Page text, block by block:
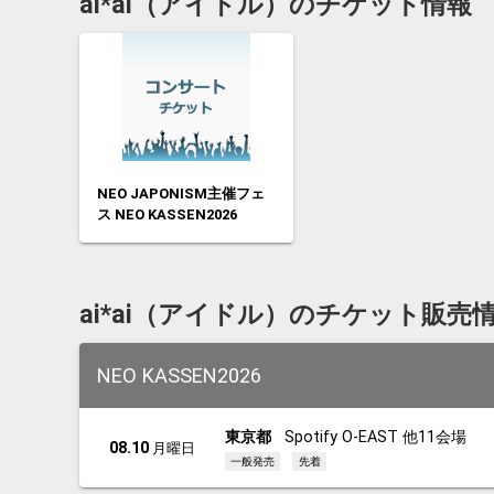
NEO JAPONISM主催フェ
ス NEO KASSEN2026
ai*ai（アイドル）のチケット販売
NEO KASSEN2026
08.10 月曜日
東京都 Spotify O-EAST 他11会場
一般発売 先着